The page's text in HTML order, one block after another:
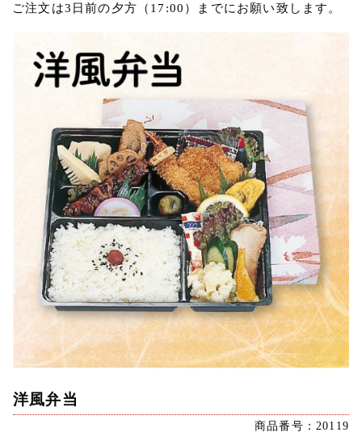
ご注文は3日前の夕方（17:00）までにお願い致します。
洋風弁当
商品番号：20119